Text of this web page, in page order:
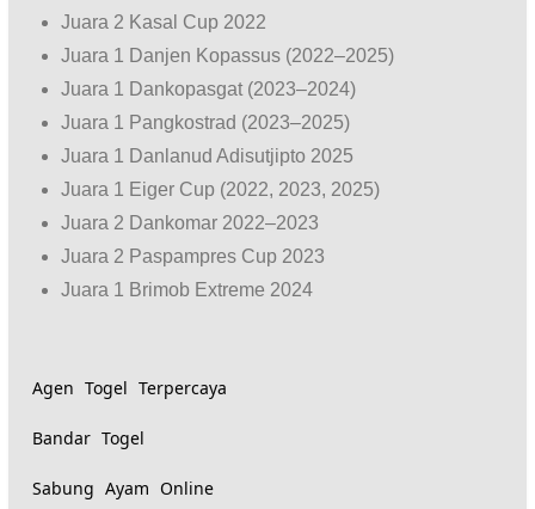
Juara 2 Kasal Cup 2022
Juara 1 Danjen Kopassus (2022–2025)
Juara 1 Dankopasgat (2023–2024)
Juara 1 Pangkostrad (2023–2025)
Juara 1 Danlanud Adisutjipto 2025
Juara 1 Eiger Cup (2022, 2023, 2025)
Juara 2 Dankomar 2022–2023
Juara 2 Paspampres Cup 2023
Juara 1 Brimob Extreme 2024
Agen Togel Terpercaya
Bandar Togel
Sabung Ayam Online